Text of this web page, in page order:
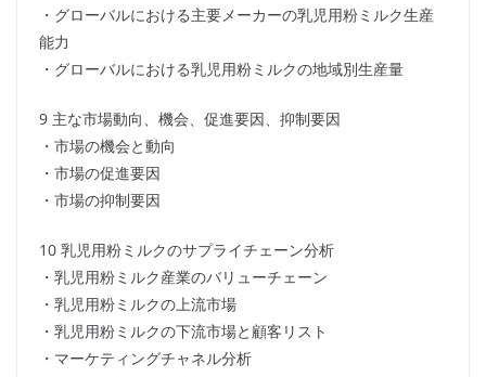
・グローバルにおける主要メーカーの乳児用粉ミルク生産
能力
・グローバルにおける乳児用粉ミルクの地域別生産量
9 主な市場動向、機会、促進要因、抑制要因
・市場の機会と動向
・市場の促進要因
・市場の抑制要因
10 乳児用粉ミルクのサプライチェーン分析
・乳児用粉ミルク産業のバリューチェーン
・乳児用粉ミルクの上流市場
・乳児用粉ミルクの下流市場と顧客リスト
・マーケティングチャネル分析